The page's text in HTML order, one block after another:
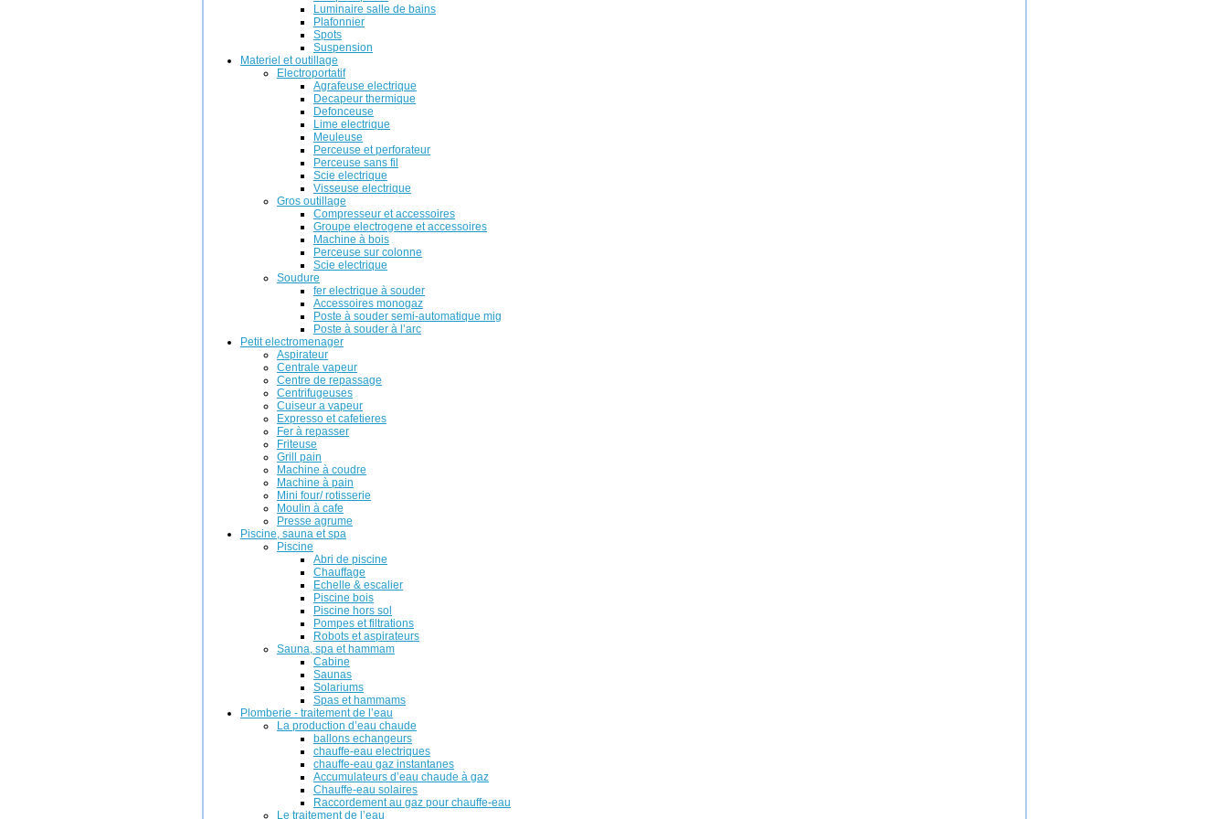
Luminaire salle de bains
Plafonnier
Spots
Suspension
Materiel et outillage
Electroportatif
Agrafeuse electrique
Decapeur thermique
Defonceuse
Lime electrique
Meuleuse
Perceuse et perforateur
Perceuse sans fil
Scie electrique
Visseuse electrique
Gros outillage
Compresseur et accessoires
Groupe electrogene et accessoires
Machine à bois
Perceuse sur colonne
Scie electrique
Soudure
fer electrique à souder
Accessoires monogaz
Poste à souder semi-automatique mig
Poste à souder à l’arc
Petit electromenager
Aspirateur
Centrale vapeur
Centre de repassage
Centrifugeuses
Cuiseur a vapeur
Expresso et cafetieres
Fer à repasser
Friteuse
Grill pain
Machine à coudre
Machine à pain
Mini four/ rotisserie
Moulin à cafe
Presse agrume
Piscine, sauna et spa
Piscine
Abri de piscine
Chauffage
Echelle & escalier
Piscine bois
Piscine hors sol
Pompes et filtrations
Robots et aspirateurs
Sauna, spa et hammam
Cabine
Saunas
Solariums
Spas et hammams
Plomberie - traitement de l’eau
La production d’eau chaude
ballons echangeurs
chauffe-eau electriques
chauffe-eau gaz instantanes
Accumulateurs d’eau chaude à gaz
Chauffe-eau solaires
Raccordement au gaz pour chauffe-eau
Le traitement de l’eau